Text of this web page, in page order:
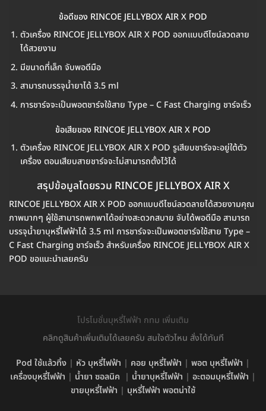
ข้อดีของ RINCOE JELLYBOX AIR X POD
ตัวเครื่อง RINCOE JELLYBOX AIR X POD ออกแบบดีไซน์ลวดลาย
ได้สวยงาม
มีขนาดที่เล็ก จับพอดีมือ
สามารถบรรจุน้ำยาได้ 3.5 ml
การชาร์จจะเป็นพอตชาร์จใช้สาย Type – C Fast Charging ชาร์จเร็ว
ข้อเสียของ RINCOE JELLYBOX AIR X POD
ตัวเครื่อง RINCOE JELLYBOX AIR X POD รูเสียบชาร์จจะอยู่ใต้ตัว
เครื่อง ตอนเสียบสายชาร์จจะไม่สามารถตั้งไว้ได้
สรุปข้อมูลโดยรวม RINCOE JELLYBOX AIR X
RINCOE JELLYBOX AIR X POD ออกแบบดีไซน์ลวดลายได้สวยงามคุณ
ภาพมากๆ ผู้ใช้สามารถพกพาได้อย่างสะดวกสบาย จับได้พอดีมือ สามารถ
บรรจุน้ำยาบุหรี่ไฟฟ้าได้ 3.5 ml การชาร์จจะเป็นพอตชาร์จใช้สาย Type –
C Fast Charging ชาร์จเร็ว สำหรับเครื่อง RINCOE JELLYBOX AIR X
POD ขอแนะนำเลยครับ
โปรโมชั่นบุหรี่ไฟฟ้า กทม เพิ่มเติม
คลิกดูสินค้าเพิ่มเติมได้เลยครับ สนใจตัวไหน สั่งได้ทันที
Pod ใช้แล้วทิ้ง | หัว บุหรี่ไฟฟ้า | คอย บุหรี่ไฟฟ้า | พอต บุหรี่ไฟฟ้า |
เครื่องบุหรี่ไฟฟ้า | น้ำยา ซอลนิค | น้ำยาบุหรี่ไฟฟ้า | อะตอมบุหรี่ไฟฟ้า |
ขายบุหรี่ไฟฟ้า | บุหรี่ไฟฟ้า พอตน่าใช้